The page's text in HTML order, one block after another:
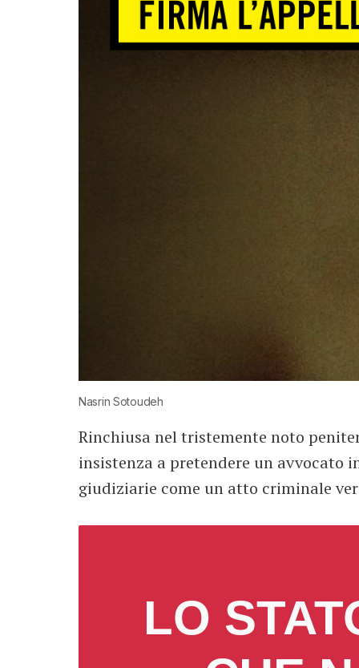
Nasrin Sotoudeh
Rinchiusa nel tristemente noto
insistenza a pretendere un avvocato
giudiziarie come un atto criminale
LO